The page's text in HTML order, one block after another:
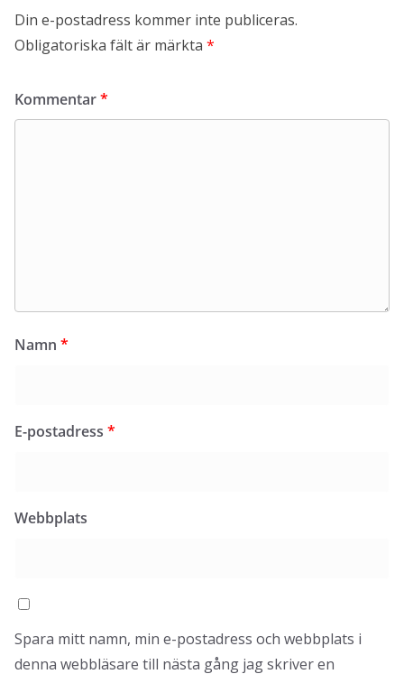
Din e-postadress kommer inte publiceras.
Obligatoriska fält är märkta *
Kommentar*
Namn *
E-postadress *
Webbplats
Spara mitt namn, min e-postadress och webbplats i
denna webbläsare till nästa gång jag skriver en